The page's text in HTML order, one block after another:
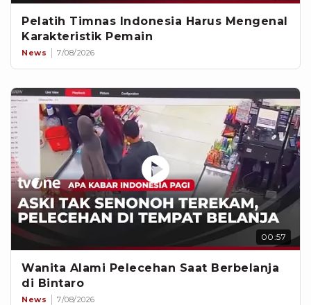
Pelatih Timnas Indonesia Harus Mengenal
Karakteristik Pemain
News 7/08/2026
00:57
Wanita Alami Pelecehan Saat Berbelanja
di Bintaro
News 7/08/2026